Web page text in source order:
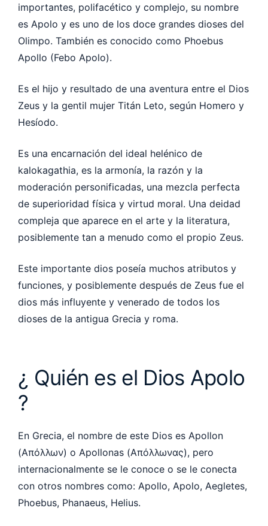
importantes, polifacético y complejo, su nombre
es Apolo y es uno de los doce grandes dioses del
Olimpo. También es conocido como Phoebus
Apollo (Febo Apolo).
Es el hijo y resultado de una aventura entre el Dios
Zeus y la gentil mujer Titán Leto, según Homero y
Hesíodo.
Es una encarnación del ideal helénico de
kalokagathia, es la armonía, la razón y la
moderación personificadas, una mezcla perfecta
de superioridad física y virtud moral. Una deidad
compleja que aparece en el arte y la literatura,
posiblemente tan a menudo como el propio Zeus.
Este importante dios poseía muchos atributos y
funciones, y posiblemente después de Zeus fue el
dios más influyente y venerado de todos los
dioses de la antigua Grecia y roma.
¿ Quién es el Dios Apolo
?
En Grecia, el nombre de este Dios es Apollon
(Απόλλων) o Apollonas (Απόλλωνας), pero
internacionalmente se le conoce o se le conecta
con otros nombres como: Apollo, Apolo, Aegletes,
Phoebus, Phanaeus, Helius.